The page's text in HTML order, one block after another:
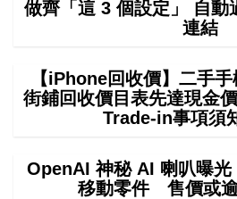
做齊「這 3 個設定」 自動
連結
【iPhone回收價】二手
街鋪回收價目表先達現金
Trade-in事項須
OpenAI 神秘 AI 喇叭曝光
移動零件 售價或